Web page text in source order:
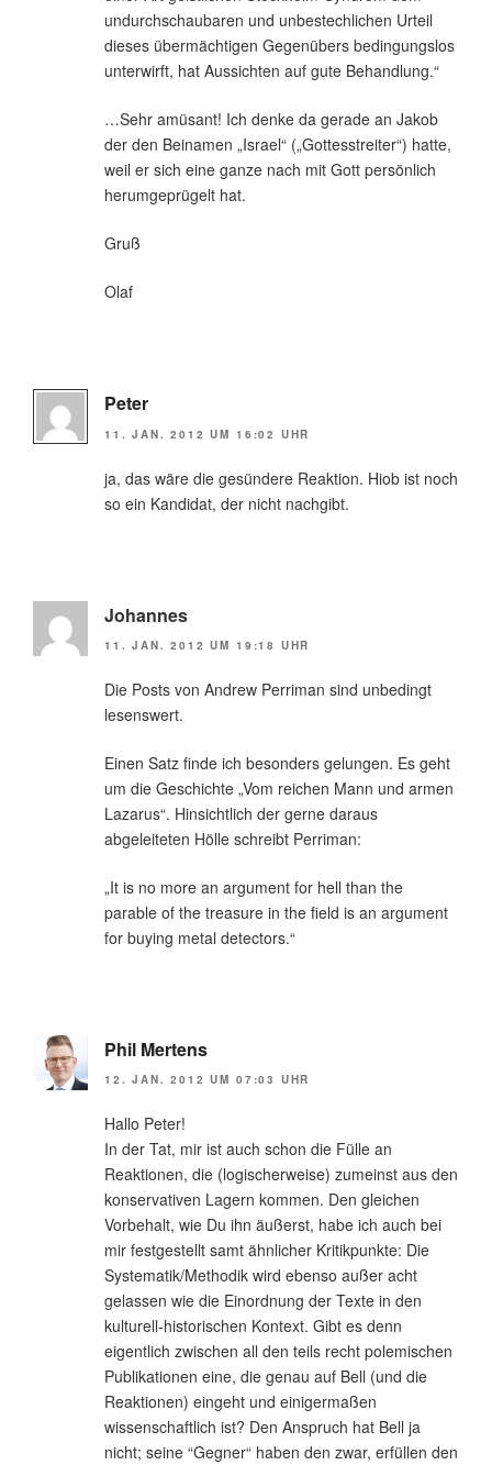
undurchschaubaren und unbestechlichen Urteil
dieses übermächtigen Gegenübers bedingungslos
unterwirft, hat Aussichten auf gute Behandlung.“
…Sehr amüsant! Ich denke da gerade an Jakob
der den Beinamen „Israel“ („Gottesstreiter“) hatte,
weil er sich eine ganze nach mit Gott persönlich
herumgeprügelt hat.
Gruß
Olaf
Peter
11. JAN. 2012 UM 16:02 UHR
ja, das wäre die gesündere Reaktion. Hiob ist noch
so ein Kandidat, der nicht nachgibt.
Johannes
11. JAN. 2012 UM 19:18 UHR
Die Posts von Andrew Perriman sind unbedingt
lesenswert.
Einen Satz finde ich besonders gelungen. Es geht
um die Geschichte „Vom reichen Mann und armen
Lazarus“. Hinsichtlich der gerne daraus
abgeleiteten Hölle schreibt Perriman:
„It is no more an argument for hell than the
parable of the treasure in the field is an argument
for buying metal detectors.“
Phil Mertens
12. JAN. 2012 UM 07:03 UHR
Hallo Peter!
In der Tat, mir ist auch schon die Fülle an
Reaktionen, die (logischerweise) zumeinst aus den
konservativen Lagern kommen. Den gleichen
Vorbehalt, wie Du ihn äußerst, habe ich auch bei
mir festgestellt samt ähnlicher Kritikpunkte: Die
Systematik/Methodik wird ebenso außer acht
gelassen wie die Einordnung der Texte in den
kulturell-historischen Kontext. Gibt es denn
eigentlich zwischen all den teils recht polemischen
Publikationen eine, die genau auf Bell (und die
Reaktionen) eingeht und einigermaßen
wissenschaftlich ist? Den Anspruch hat Bell ja
nicht; seine “Gegner“ haben den zwar, erfüllen den